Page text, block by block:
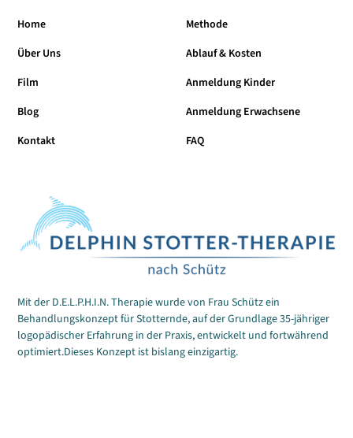
Home
Über Uns
Film
Blog
Kontakt
Methode
Ablauf & Kosten
Anmeldung Kinder
Anmeldung Erwachsene
FAQ
Mit der D.E.L.P.H.I.N. Therapie wurde von Frau Schütz ein
Behandlungskonzept für Stotternde, auf der Grundlage 35-jähriger
logopädischer Erfahrung in der Praxis, entwickelt und fortwährend
optimiert.Dieses Konzept ist bislang einzigartig.